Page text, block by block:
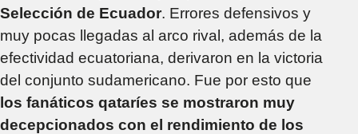
Selección de Ecuador. Errores defensivos y
muy pocas llegadas al arco rival, además de la
efectividad ecuatoriana, derivaron en la victoria
del conjunto sudamericano. Fue por esto que
los fanáticos qataríes se mostraron muy
decepcionados con el rendimiento de los